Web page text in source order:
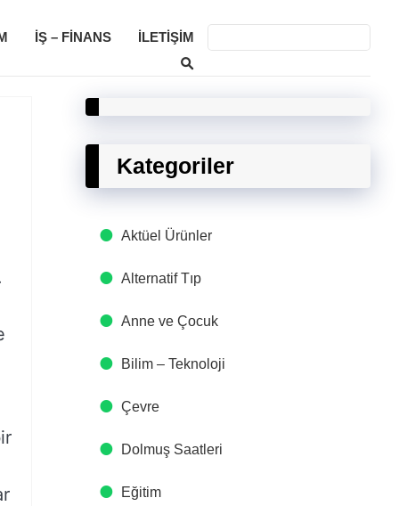
İŞ – FINANS İLETIŞIM
Kategoriler
Aktüel Ürünler
Alternatif Tıp
Anne ve Çocuk
Bilim – Teknoloji
Çevre
Dolmuş Saatleri
Eğitim